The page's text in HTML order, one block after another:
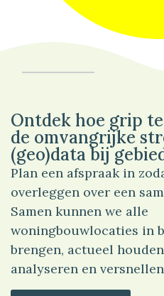
Ontdek hoe grip
de omvangrijke
(geo)data bij
Plan een afspraak in
overleggen over een
Samen kunnen we alle
woningbouwlocaties in
brengen, actueel
analyseren en